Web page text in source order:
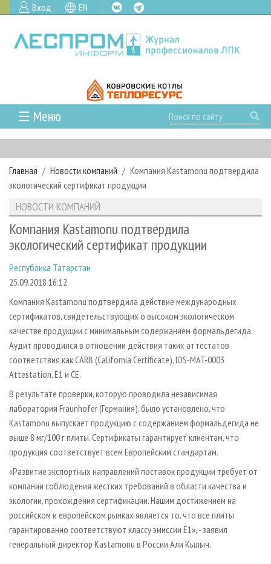
Вход EN
☰ Меню
ГЛАВНАЯ
РУБРИКИ И ТЕМЫ
РУБРИКИ ЖУРНАЛА
ЛЕСНОЕ ХОЗЯЙСТВО
ЛЕСОЗАГОТОВКА
ЛЕСОПИЛЕНИЕ
СУШКА ДРЕВЕСИНЫ
ПРОИЗВОДСТВО ДРЕВЕСНЫХ ПЛИТ
ДЕРЕВЯННОЕ ДОМОСТРОЕНИЕ
ПРОИЗВОДСТВО МЕБЕЛИ
БИОЭНЕРГЕТИКА
ЦБП
ИНСТРУМЕНТ И МАТЕРИАЛЫ
НОВОСТИ
КАЛЕНДАРЬ СОБЫТИЙ
НОВОСТИ ЛПК
НОВОСТИ ЖУРНАЛА
ПРОЕКТЫ ЛПИ
АНАЛИТИКА
ПРЕДПРИЯТИЯ ЛПК
ПЕРСОНЫ
МОБИЛЬНЫЕ ВЫСТАВКИ
ОФИЦИАЛЬНЫЕ ДЕЛЕГАЦИИ
ПРИОРИТЕТНЫЕ ИНВЕСТПРОЕКТЫ
RUSSIAN FORESTRY REVIEW
ГАЗЕТА ЛЕСПРОМФОРУМ
БИБЛИОТЕКА СПЕЦИАЛИСТА
АРХИВ ЖУРНАЛОВ
СТАТЬИ
О ЖУРНАЛЕ
ПОДПИСКА
КОНТАКТЫ
РЕКЛАМОДАТЕЛЯМ
РЕКЛАМА
РЕКЛАМА НА САЙТЕ
Главная Новости компаний
Компания Kastamonu подтвердила
экологический сертификат продукции
НОВОСТИ КОМПАНИЙ
Компания Kastamonu подтвердила
экологический сертификат продукции
Республика Татарстан
25.09.2018 16:12
Компания Kastamonu подтвердила действие международных
сертификатов, свидетельствующих о высоком экологическом
качестве продукции с минимальным содержанием формальдегида.
Аудит проводился в отношении действия таких аттестатов
соответствия как CARB (California Certificate), IOS-MAT-0003
Attestation, E1 и СЕ.
В результате проверки, которую проводила независимая
лаборатория Fraunhofer (Германия), было установлено, что
Kastamonu выпускает продукцию с содержанием формальдегида не
выше 8 мг/100 г плиты. Сертификаты гарантирует клиентам, что
продукция соответствует всем Европейским стандартам.
«Развитие экспортных направлений поставок продукции требует от
компании соблюдения жестких требований в области качества и
экологии, прохождения сертификации. Нашим достижением на
российском и европейском рынках является то, что все плиты
гарантированно соответствуют классу эмиссии Е1», - заявил
генеральный директор Kastamonu в России Али Кылыч.